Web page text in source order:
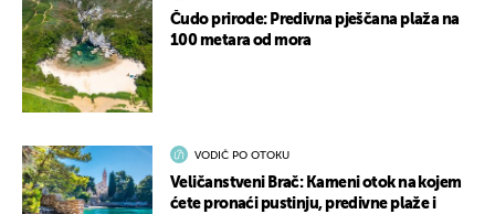
Čudo prirode: Predivna pješčana plaža na
100 metara od mora
VODIČ PO OTOKU
Veličanstveni Brač: Kameni otok na kojem
ćete pronaći pustinju, predivne plaže i